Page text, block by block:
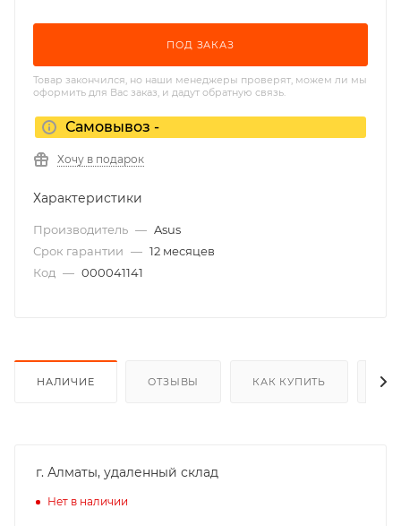
ПОД ЗАКАЗ
Товар закончился, но наши менеджеры проверят, можем ли мы
оформить для Вас заказ, и дадут обратную связь.
Самовывоз -
Хочу в подарок
Характеристики
Производитель — Asus
Срок гарантии — 12 месяцев
Код — 000041141
НАЛИЧИЕ ОТЗЫВЫ КАК КУПИТЬ
г. Алматы, удаленный склад
Нет в наличии